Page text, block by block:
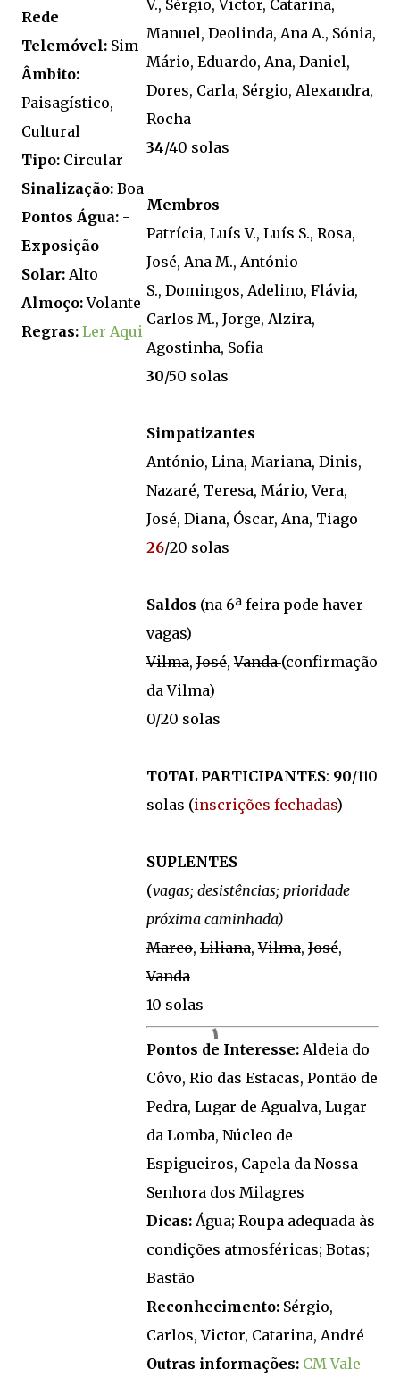
Rede
Telemóvel: Sim
Âmbito:
Paisagístico,
Cultural
Tipo: Circular
Sinalização: Boa
Pontos Água: -
Exposição
Solar: Alto
Almoço:Volante
Regras: Ler Aqui
V., Sérgio, Victor, Catarina,
Manuel, Deolinda, Ana A., Sónia,
Mário, Eduardo, Ana, Daniel,
Dores, Carla, Sérgio, Alexandra,
Rocha
34/40 solas
Membros
Patrícia, Luís V., Luís S., Rosa,
José, Ana M., António
S., Domingos, Adelino, Flávia,
Carlos M., Jorge, Alzira,
Agostinha, Sofia
30/50 solas
Simpatizantes
António, Lina, Mariana, Dinis,
Nazaré, Teresa, Mário, Vera,
José, Diana, Óscar, Ana, Tiago
26/20 solas
Saldos (na 6ª feira pode haver
vagas)
Vilma, José,Vanda(confirmação
da Vilma)
0/20 solas
TOTAL PARTICIPANTES: 90/110
solas (inscrições fechadas)
SUPLENTES
(vagas; desistências; prioridade
próxima caminhada)
Marco, Liliana,Vilma, José,
Vanda
10 solas
Pontos de Interesse: Aldeia do
Côvo, Rio das Estacas, Pontão de
Pedra, Lugar de Agualva, Lugar
da Lomba, Núcleo de
Espigueiros, Capela da Nossa
Senhora dos Milagres
Dicas: Água; Roupa adequada às
condições atmosféricas; Botas;
Bastão
Reconhecimento: Sérgio,
Carlos, Victor, Catarina, André
Outras informações: CM Vale